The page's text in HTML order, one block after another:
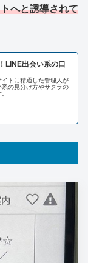
へと誘導されて
LINE出会い系の口
トに精通した管理人が
の見分け方やサクラの